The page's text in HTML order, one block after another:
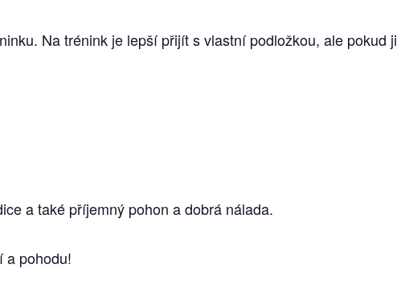
Na trénink je lepší přijít s vlastní podložkou, ale pokud ji
a také příjemný pohon a dobrá nálada.
a pohodu!